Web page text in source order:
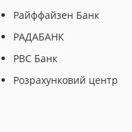
Райффайзен Банк
РАДАБАНК
РВС Банк
Розрахунковий центр